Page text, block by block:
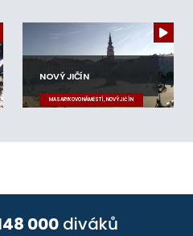
NOVÝ JIČÍN
MASARYKOVO NÁMĚSTÍ, NOVÝ JIČÍN
000 diváků